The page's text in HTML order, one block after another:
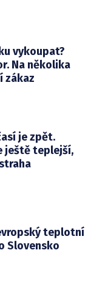
vykoupat?
Na několika
zákaz
je zpět.
ještě teplejší,
teplotní
Slovensko